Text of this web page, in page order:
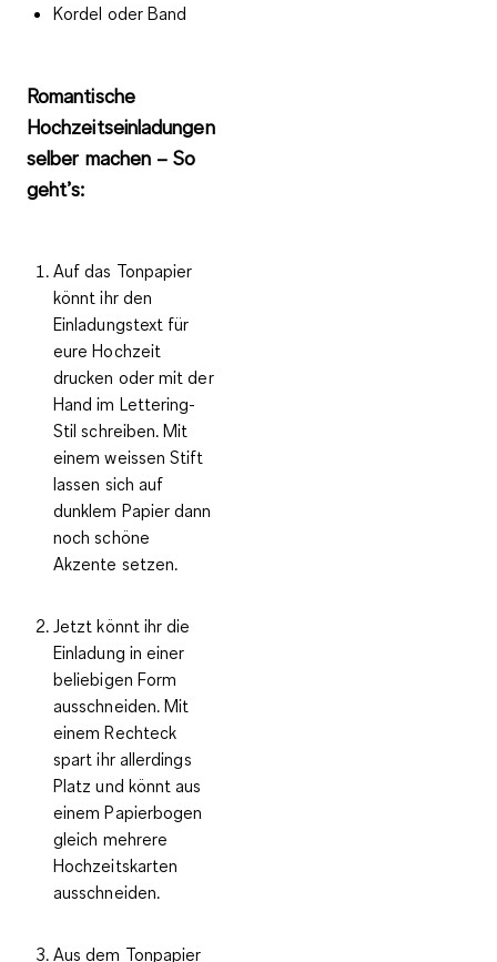
Kordel oder Band
Romantische
Hochzeitseinladungen
selber machen – So
geht’s:
Auf das Tonpapier
könnt ihr den
Einladungstext für
eure Hochzeit
drucken oder mit der
Hand im Lettering-
Stil schreiben. Mit
einem weissen Stift
lassen sich auf
dunklem Papier dann
noch schöne
Akzente setzen.
Jetzt könnt ihr die
Einladung in einer
beliebigen Form
ausschneiden. Mit
einem Rechteck
spart ihr allerdings
Platz und könnt aus
einem Papierbogen
gleich mehrere
Hochzeitskarten
ausschneiden.
Aus dem Tonpapier